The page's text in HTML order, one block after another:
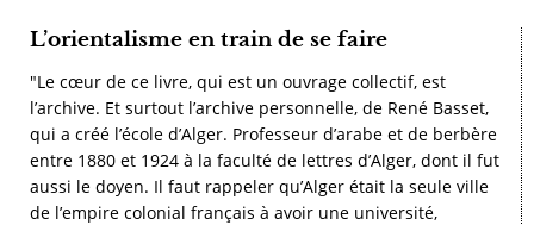
L’orientalisme en train de se faire
"Le cœur de ce livre, qui est un ouvrage collectif, est
l’archive. Et surtout l’archive personnelle, de René Basset,
qui a créé l’école d’Alger. Professeur d’arabe et de berbère
entre 1880 et 1924 à la faculté de lettres d’Alger, dont il fut
aussi le doyen. Il faut rappeler qu’Alger était la seule ville
de l’empire colonial français à avoir une université,